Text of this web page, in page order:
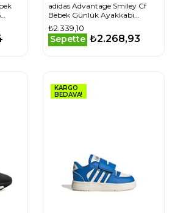
adidas Advantage Smiley Cf
Bebek Günlük Ayakkabı
IH6257 Beyaz
₺2.339,10
Sepette ₺2.268,93
KARGO
BEDAVA!